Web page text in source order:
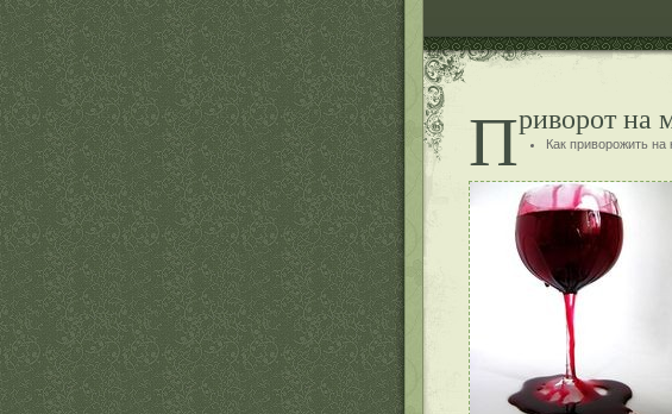
Приворот
Как приворожить на